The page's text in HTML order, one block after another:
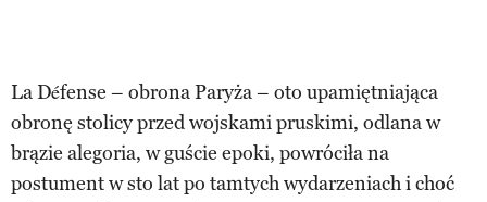
La Défense – obrona Paryża – oto upamiętniająca
obronę stolicy przed wojskami pruskimi, odlana w
brązie alegoria, w guście epoki, powróciła na
postument w sto lat po tamtych wydarzeniach i choć